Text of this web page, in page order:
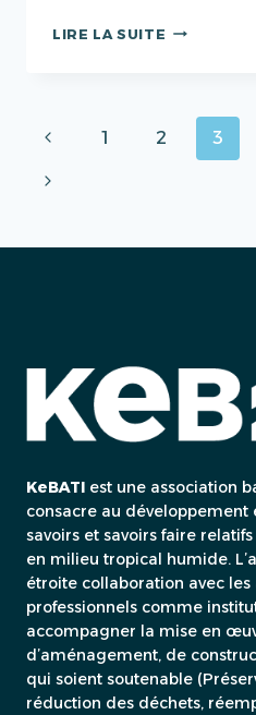
LIRE LA SUITE QUALITÉ
DES
Navigation
de
Page
précédente
1 2 3
Page
KeBATI est une association
consacre au développement
savoirs et savoirs faire
en milieu tropical humide.
étroite collaboration avec les
professionnels comme
accompagner la mise en
d’aménagement, de
qui soient soutenable
réduction des déchets,